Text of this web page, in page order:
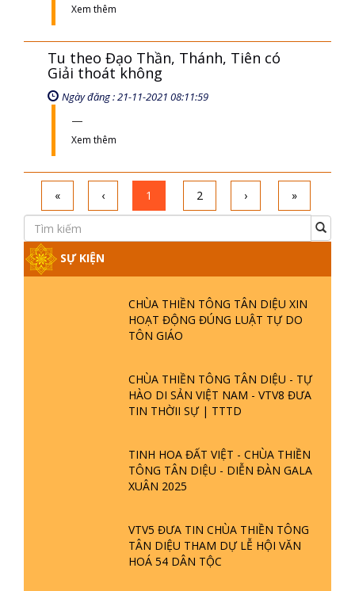
Xem thêm
Tu theo Đạo Thần, Thánh, Tiên có
Giải thoát không
Ngày đăng : 21-11-2021 08:11:59
Xem thêm
« ‹ 1 2 › »
SỰ KIỆN
CHÙA THIỀN TÔNG TÂN DIỆU XIN
HOẠT ĐỘNG ĐÚNG LUẬT TỰ DO
TÔN GIÁO
CHÙA THIỀN TÔNG TÂN DIỆU - TỰ
HÀO DI SẢN VIỆT NAM - VTV8 ĐƯA
TIN THỜII SỰ | TTTD
TINH HOA ĐẤT VIỆT - CHÙA THIỀN
TÔNG TÂN DIỆU - DIỄN ĐÀN GALA
XUÂN 2025
VTV5 ĐƯA TIN CHÙA THIỀN TÔNG
TÂN DIỆU THAM DỰ LỄ HỘI VĂN
HOÁ 54 DÂN TỘC